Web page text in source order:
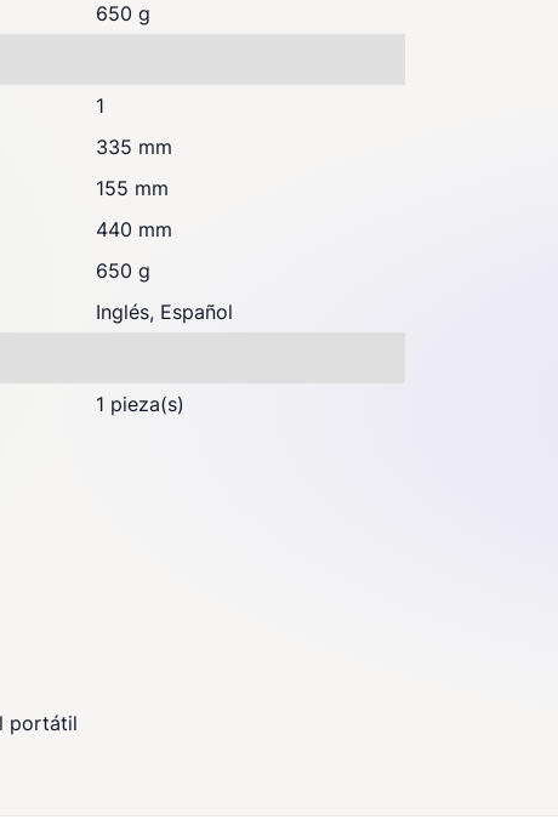
650 g
1
335 mm
155 mm
440 mm
650 g
Inglés, Español
1 pieza(s)
portátil